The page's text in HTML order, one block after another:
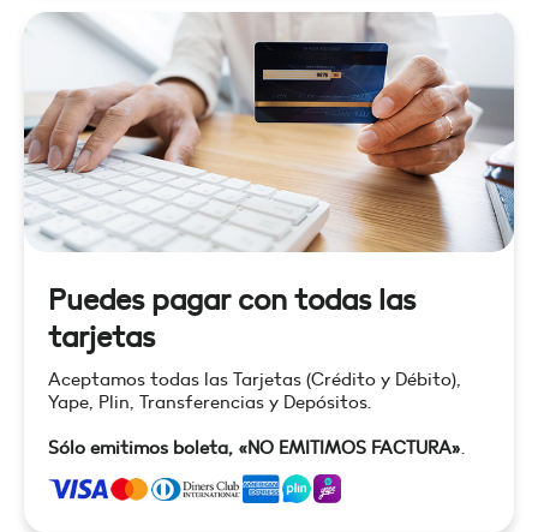
Puedes pagar con todas las
tarjetas
Aceptamos todas las Tarjetas (Crédito y Débito),
Yape, Plin, Transferencias y Depósitos.
Sólo emitimos boleta, «NO EMITIMOS FACTURA».